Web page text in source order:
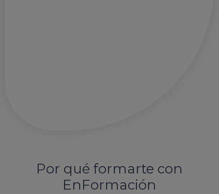
Por qué formarte con
EnFormación